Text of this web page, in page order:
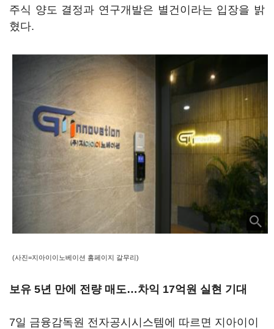
주식 양도 결정과 연구개발은 별건이라는 입장을 밝
혔다.
(사진=지아이이노베이션 홈페이지 갈무리)
보유 5년 만에 전량 매도…차익 17억원 실현 기대
7일 금융감독원 전자공시시스템에 따르면 지아이이